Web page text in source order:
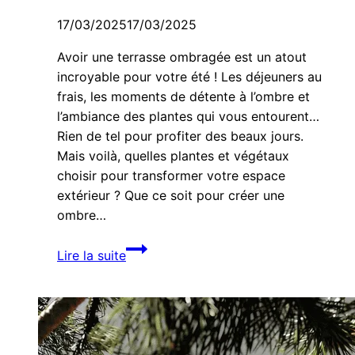
17/03/202517/03/2025
Avoir une terrasse ombragée est un atout
incroyable pour votre été ! Les déjeuners au
frais, les moments de détente à l’ombre et
l’ambiance des plantes qui vous entourent…
Rien de tel pour profiter des beaux jours.
Mais voilà, quelles plantes et végétaux
choisir pour transformer votre espace
extérieur ? Que ce soit pour créer une
ombre…
Lire la suite
Terrasse
Ombragée :
10
plantes
les